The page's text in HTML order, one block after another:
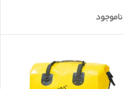
ناموجود